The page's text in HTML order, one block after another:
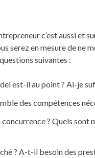
c’est aussi et
serez en mesure de ne
suivantes :
est-il au point ? Ai-je
des compétences
concurrence ? Quels sont
? A-t-il besoin des